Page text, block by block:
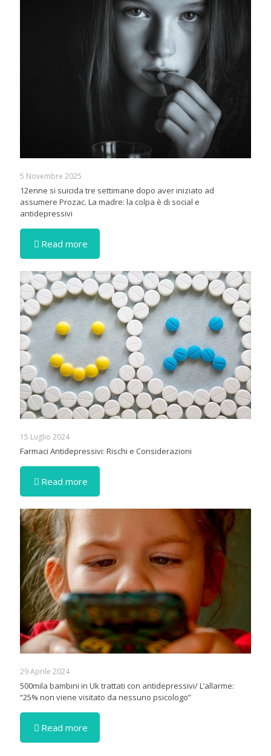
5 Novembre 2025
12enne si suicida tre settimane dopo aver iniziato ad
assumere Prozac. La madre: la colpa è di social e
antidepressivi
Read more
15 Luglio 2024
Farmaci Antidepressivi: Rischi e Considerazioni
Read more
29 Aprile 2024
500mila bambini in Uk trattati con antidepressivi/ L’allarme:
“25% non viene visitato da nessuno psicologo”
Read more